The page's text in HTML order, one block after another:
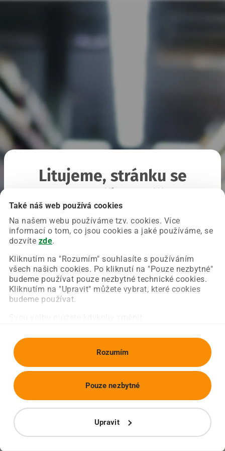
Také náš web používá cookies
Na našem webu používáme tzv. cookies. Více
informací o tom, co jsou cookies a jaké používáme, se
dozvíte zde.
Kliknutím na "Rozumím" souhlasíte s používáním
všech našich cookies. Po kliknutí na "Pouze nezbytné"
budeme používat pouze nezbytné technické cookies.
Kliknutím na "Upravit" můžete vybrat, které cookies
budeme používat.
Rozumím
Upravit
Pouze nezbytné
Litujeme, stránku se
Chyba nastala na naší straně a už ji opravujeme.
Zkuste prosím znovu načíst požadovanou stránku.
Obnovit stránku Úvodní strana